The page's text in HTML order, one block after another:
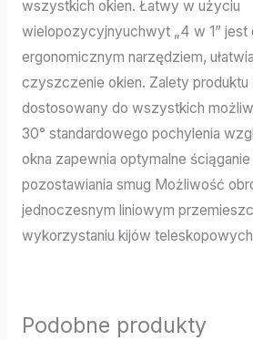
wszystkich okien. Łatwy w użyciu
wielopozycyjnyuchwyt „4 w 1”
ergonomicznym narzędziem,
czyszczenie okien. Zalety produktu
dostosowany do wszystkich
30° standardowego pochylenia
okna zapewnia optymalne
pozostawiania smug Możliwość
jednoczesnym liniowym
wykorzystaniu kijów teleskopowych
Podobne produkty